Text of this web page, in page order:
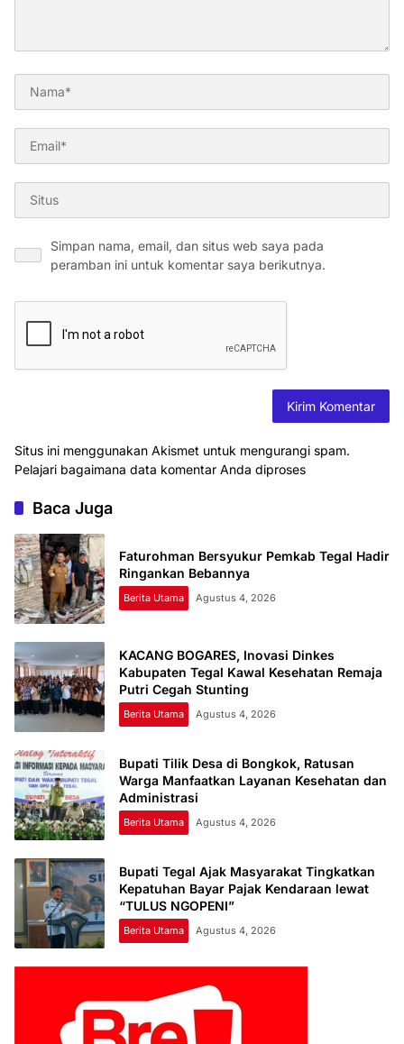
Simpan nama, email, dan situs web saya pada
peramban ini untuk komentar saya berikutnya.
Situs ini menggunakan Akismet untuk mengurangi spam.
Pelajari bagaimana data komentar Anda diproses
Baca Juga
Faturohman Bersyukur Pemkab Tegal Hadir
Ringankan Bebannya
Berita Utama Agustus 4, 2026
KACANG BOGARES, Inovasi Dinkes
Kabupaten Tegal Kawal Kesehatan Remaja
Putri Cegah Stunting
Berita Utama Agustus 4, 2026
Bupati Tilik Desa di Bongkok, Ratusan
Warga Manfaatkan Layanan Kesehatan dan
Administrasi
Berita Utama Agustus 4, 2026
Bupati Tegal Ajak Masyarakat Tingkatkan
Kepatuhan Bayar Pajak Kendaraan lewat
“TULUS NGOPENI”
Berita Utama Agustus 4, 2026